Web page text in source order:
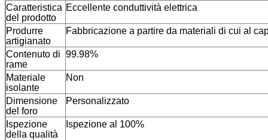
Caratteristica
del prodotto
Eccellente conduttività elettrica
Produrre
artigianato
Fabbricazione a partire da materiali di cui al
Contenuto di
rame
99.98%
Materiale
isolante
Non
Dimensione
del foro
Personalizzato
Ispezione
della qualità
Ispezione al 100%